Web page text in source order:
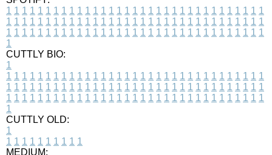
1 1 1 1 1 1 1 1 1 1 1 1 1 1 1 1 1 1 1 1 1 1 1 1 1 1 1 1 1 1 1 1 1
1 1 1 1 1 1 1 1 1 1 1 1 1 1 1 1 1 1 1 1 1 1 1 1 1 1 1 1 1 1 1 1 1
1 1 1 1 1 1 1 1 1 1 1 1 1 1 1 1 1 1 1 1 1 1 1 1 1 1 1 1 1 1 1 1 1
1
CUTTLY BIO:
1
1 1 1 1 1 1 1 1 1 1 1 1 1 1 1 1 1 1 1 1 1 1 1 1 1 1 1 1 1 1 1 1 1
1 1 1 1 1 1 1 1 1 1 1 1 1 1 1 1 1 1 1 1 1 1 1 1 1 1 1 1 1 1 1 1 1
1 1 1 1 1 1 1 1 1 1 1 1 1 1 1 1 1 1 1 1 1 1 1 1 1 1 1 1 1 1 1 1 1
1
CUTTLY OLD:
1
1 1 1 1 1 1 1 1 1 1
MEDIUM: